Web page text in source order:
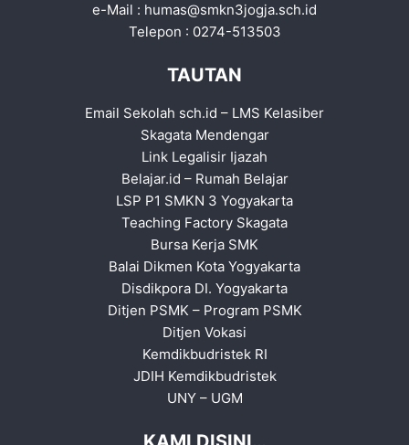
e-Mail : humas@smkn3jogja.sch.id
Telepon : 0274-513503
TAUTAN
Email Sekolah sch.id – LMS Kelasiber
Skagata Mendengar
Link Legalisir Ijazah
Belajar.id – Rumah Belajar
LSP P1 SMKN 3 Yogyakarta
Teaching Factory Skagata
Bursa Kerja SMK
Balai Dikmen Kota Yogyakarta
Disdikpora DI. Yogyakarta
Ditjen PSMK – Program PSMK
Ditjen Vokasi
Kemdikbudristek RI
JDIH Kemdikbudristek
UNY– UGM